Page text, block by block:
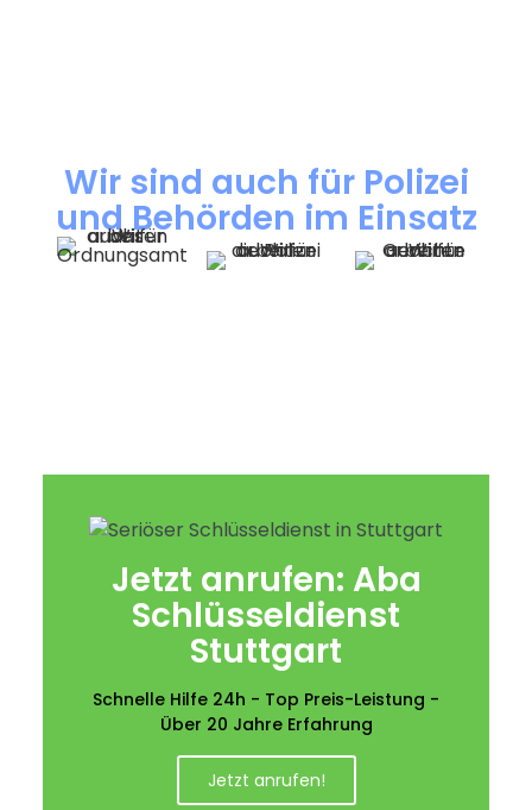
Wir sind auch für Polizei
und Behörden im Einsatz
Jetzt anrufen: Aba
Schlüsseldienst
Stuttgart
Schnelle Hilfe 24h - Top Preis-Leistung -
Über 20 Jahre Erfahrung
Jetzt anrufen!